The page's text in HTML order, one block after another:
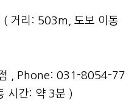
( 거리: 503m, 도보 이동
, Phone: 031-8054-77
시간: 약 3분 )